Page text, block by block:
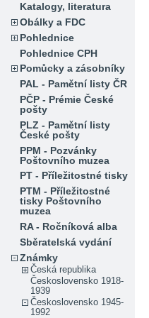
Katalogy, literatura
Obálky a FDC
Pohlednice
Pohlednice CPH
Pomůcky a zásobníky
PAL - Pamětní listy ČR
PČP - Prémie České
pošty
PLZ - Pamětní listy
České pošty
PPM - Pozvánky
Poštovního muzea
PT - Příležitostné tisky
PTM - Příležitostné
tisky Poštovního
muzea
RA - Ročníková alba
Sběratelská vydání
Známky
Česká republika
Československo 1918-
1939
Československo 1945-
1992